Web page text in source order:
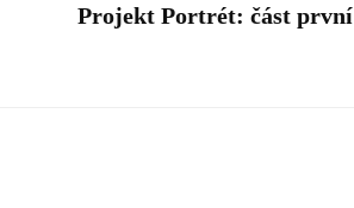
Projekt Portrét: část první